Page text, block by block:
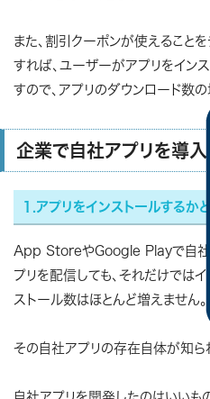
また、割引クーポンが使えること
すれば、ユーザーがアプリをイン
すので、アプリのダウンロード数
企業で自社アプリを導入
1.アプリをインストールするか
App StoreやGoogle Playで自社
プリを配信しても、それだけではイ
ストール数はほとんど増えません。
その自社アプリの存在自体が知ら